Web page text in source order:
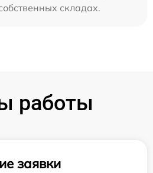
складах.
работы
заявки